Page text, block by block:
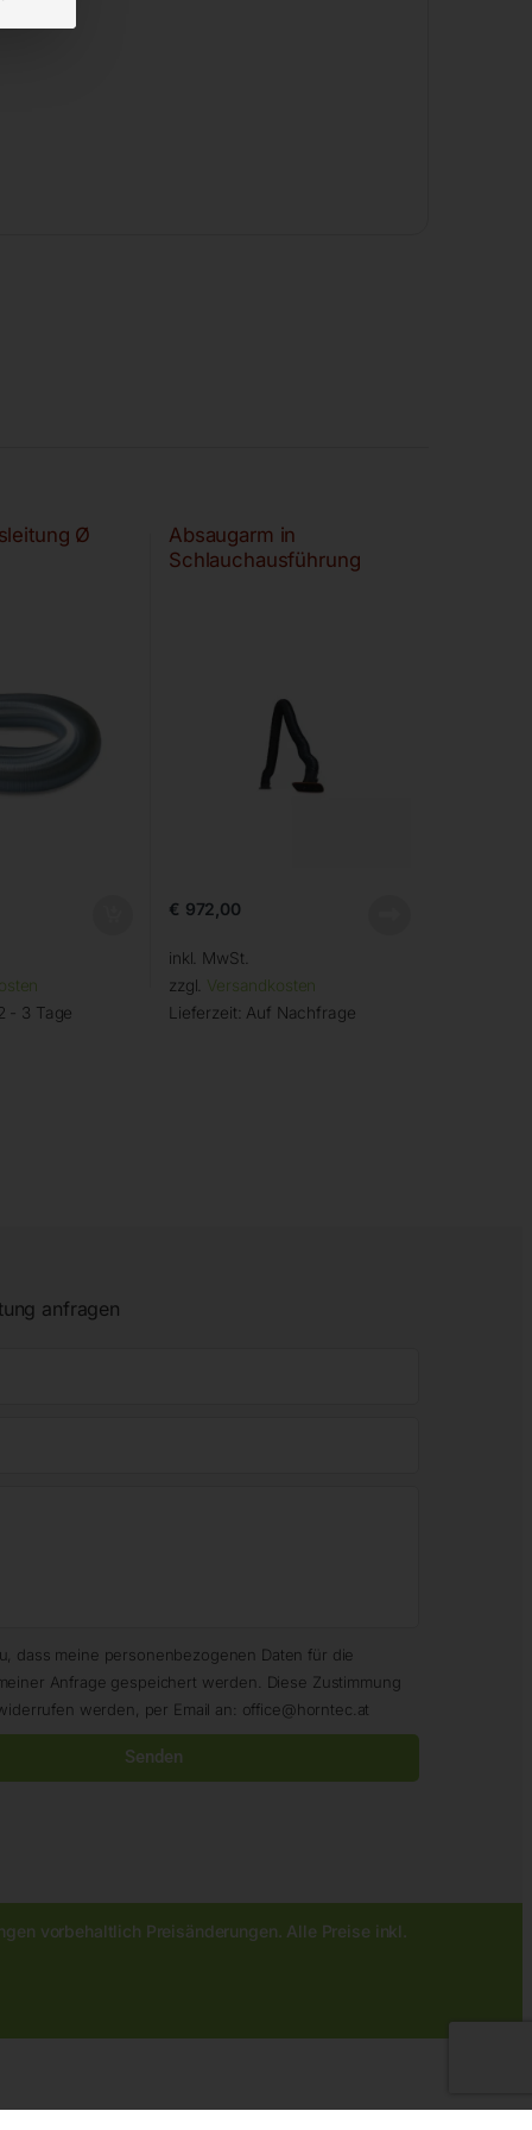
Ø
- 3 Tage
Absaugarm in
Schlauchausführung
€ 972,00
inkl. MwSt.
zzgl. Versandkosten
Lieferzeit: Auf Nachfrage
anfragen
dass meine personenbezogenen Daten für die
Anfrage gespeichert werden. Diese Zustimmung
werden, per Email an: office@horntec.at
Senden
vorbehaltlich Preisänderungen. Alle Preise inkl.